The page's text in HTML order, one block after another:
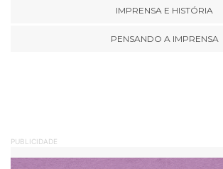
IMPRENSA E HISTÓRIA
PENSANDO A IMPRENSA
PUBLICIDADE